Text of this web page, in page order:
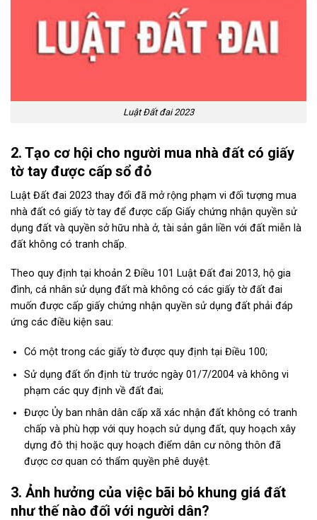
Luật Đất đai 2023
2. Tạo cơ hội cho người mua nhà đất có giấy
tờ tay được cấp sổ đỏ
Luật Đất đai 2023 thay đổi đã mở rộng phạm vi đối tượng mua
nhà đất có giấy tờ tay để được cấp Giấy chứng nhận quyền sử
dụng đất và quyền sở hữu nhà ở, tài sản gắn liền với đất miễn là
đất không có tranh chấp.
Theo quy định tại khoản 2 Điều 101 Luật Đất đai 2013, hộ gia
đình, cá nhân sử dụng đất mà không có các giấy tờ đất đai
muốn được cấp giấy chứng nhận quyền sử dụng đất phải đáp
ứng các điều kiện sau:
Có một trong các giấy tờ được quy định tại Điều 100;
Sử dụng đất ổn định từ trước ngày 01/7/2004 và không vi
phạm các quy định về đất đai;
Được Ủy ban nhân dân cấp xã xác nhận đất không có tranh
chấp và phù hợp với quy hoạch sử dụng đất, quy hoạch xây
dựng đô thị hoặc quy hoạch điểm dân cư nông thôn đã
được cơ quan có thẩm quyền phê duyệt.
3. Ảnh hưởng của việc bãi bỏ khung giá đất
như thế nào đối với người dân?